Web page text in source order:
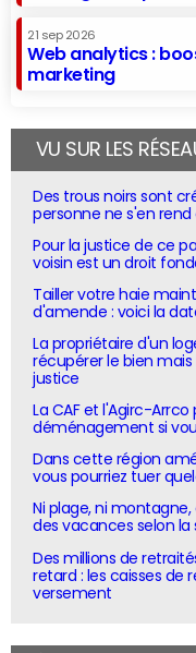
21 sep 2026
Web analytics :
marketing
VU SUR LES
Des trous noirs sont
personne ne s'en
Pour la justice de ce
voisin est un droit
Tailler votre haie
d'amende : voici la
La propriétaire d'un
récupérer le bien
justice
La CAF et l'Agirc-
déménagement si
Dans cette région
vous pourriez tuer
Ni plage, ni
des vacances selon la
Des millions de
retard : les caisses de
versement